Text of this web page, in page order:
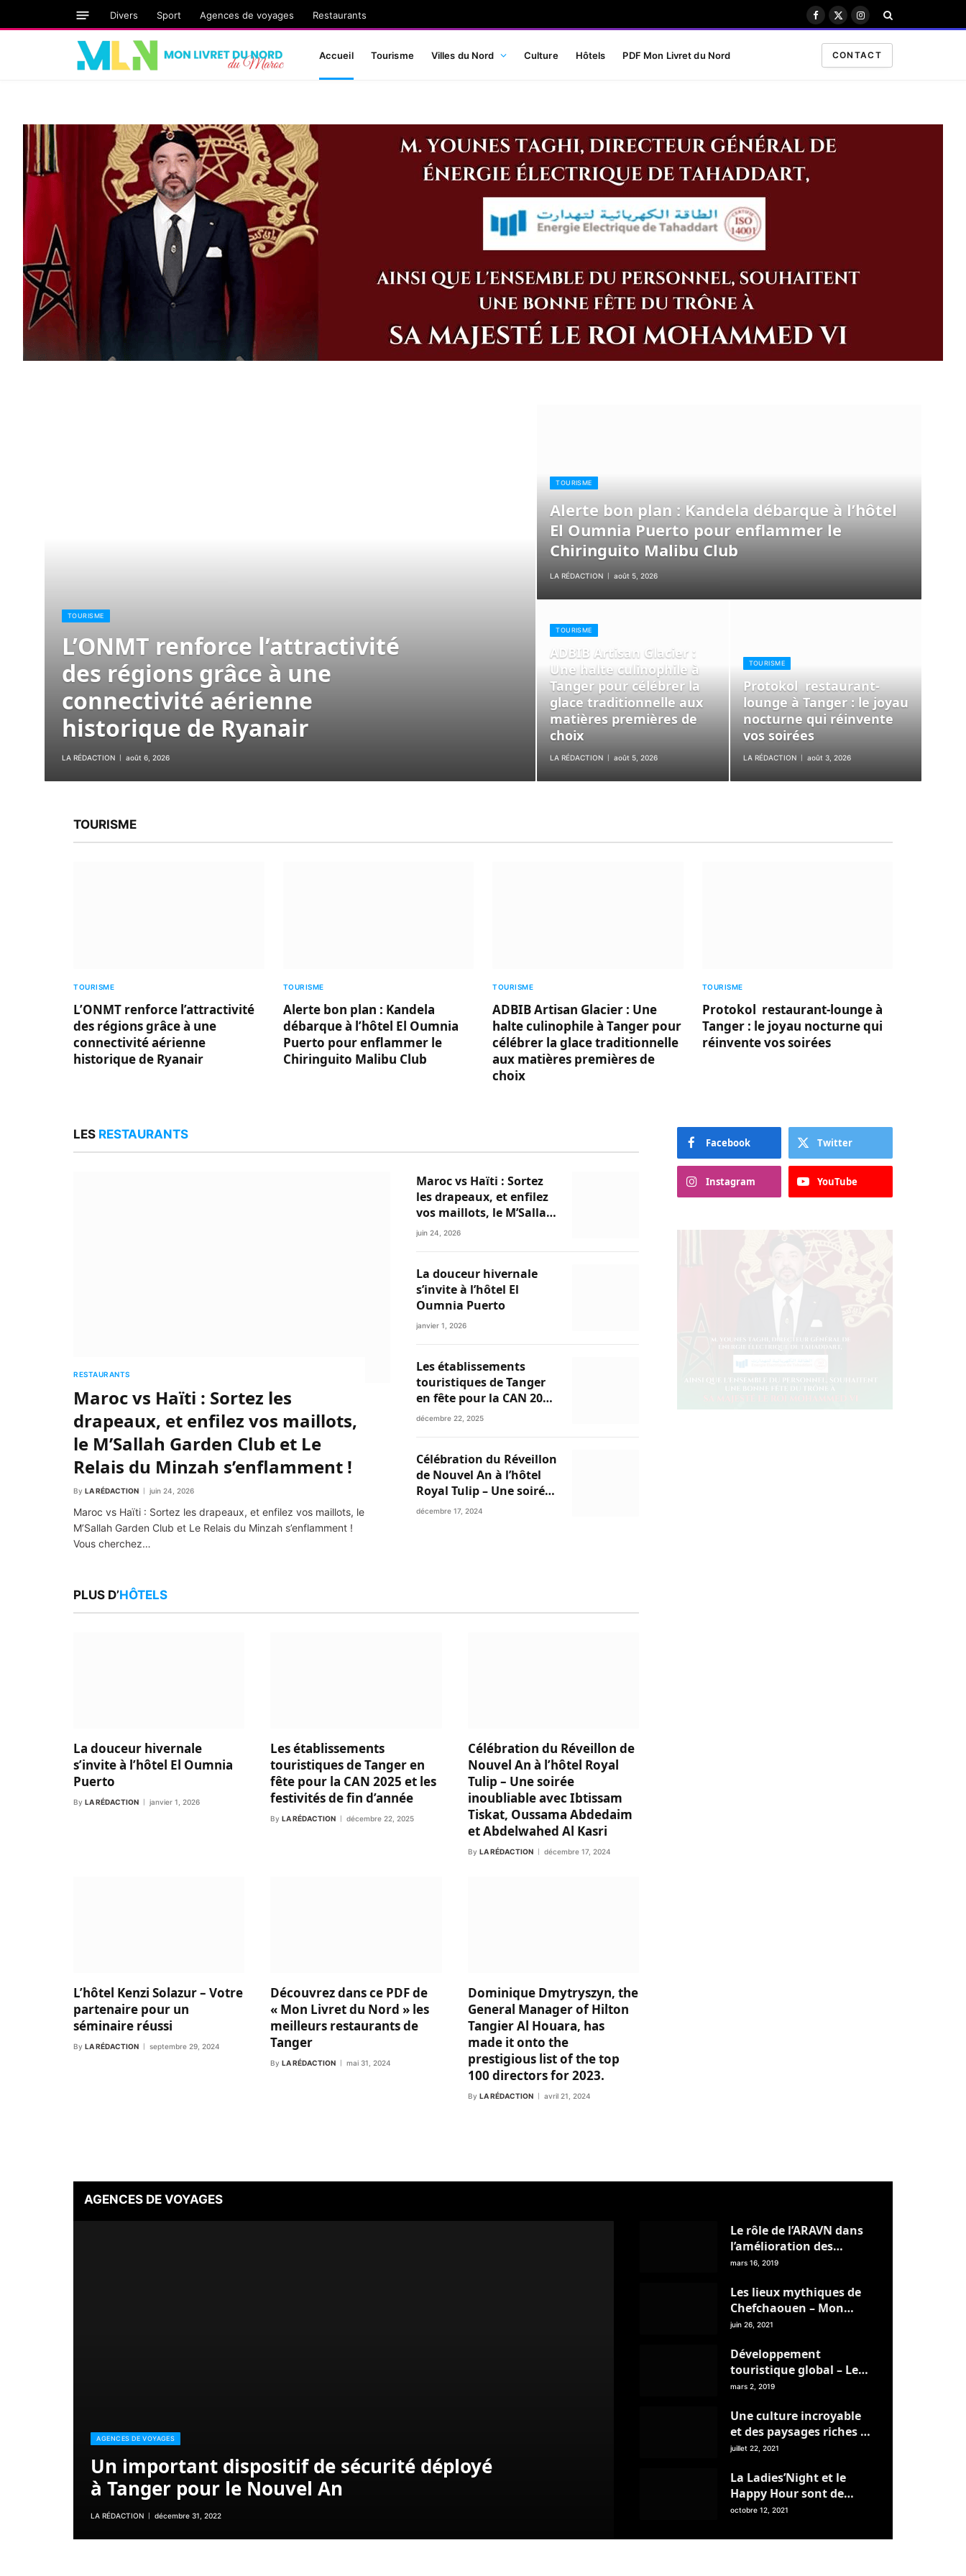
Divers Sport Agences de voyages Restaurants Facebook
X
Instagram
Accueil Tourisme Villes du Nord Culture Hôtels PDF Mon Livret du Nord CONTACT
TOURISME
L’ONMT renforce l’attractivité
des régions grâce à une
connectivité aérienne
historique de Ryanair
LA RÉDACTION août 6, 2026
TOURISME
Alerte bon plan : Kandela débarque à l’hôtel
El Oumnia Puerto pour enflammer le
Chiringuito Malibu Club
LA RÉDACTION août 5, 2026
TOURISME
ADBIB Artisan Glacier :
Une halte culinophile à
Tanger pour célébrer la
glace traditionnelle aux
matières premières de
choix
LA RÉDACTION août 5, 2026
TOURISME
Protokol restaurant-
lounge à Tanger : le joyau
nocturne qui réinvente
vos soirées
LA RÉDACTION août 3, 2026
TOURISME
TOURISME
L’ONMT renforce l’attractivité
des régions grâce à une
connectivité aérienne
historique de Ryanair
TOURISME
Alerte bon plan : Kandela
débarque à l’hôtel El Oumnia
Puerto pour enflammer le
Chiringuito Malibu Club
TOURISME
ADBIB Artisan Glacier : Une
halte culinophile à Tanger pour
célébrer la glace traditionnelle
aux matières premières de
choix
TOURISME
Protokol restaurant-lounge à
Tanger : le joyau nocturne qui
réinvente vos soirées
LES RESTAURANTS
RESTAURANTS
Maroc vs Haïti : Sortez les
drapeaux, et enfilez vos maillots,
le M’Sallah Garden Club et Le
Relais du Minzah s’enflamment !
By LA RÉDACTION juin 24, 2026
Maroc vs Haïti : Sortez les drapeaux, et enfilez vos maillots, le
M’Sallah Garden Club et Le Relais du Minzah s’enflamment !
Vous cherchez…
Maroc vs Haïti : Sortez
les drapeaux, et enfilez
vos maillots, le M’Sallah
Garden Club et Le Relais
juin 24, 2026
La douceur hivernale
s’invite à l’hôtel El
Oumnia Puerto
janvier 1, 2026
Les établissements
touristiques de Tanger
en fête pour la CAN 2025
et les festivités de fin
décembre 22, 2025
Célébration du Réveillon
de Nouvel An à l’hôtel
Royal Tulip – Une soirée
inoubliable avec
décembre 17, 2024
PLUS D’HÔTELS
La douceur hivernale
s’invite à l’hôtel El Oumnia
Puerto
By LA RÉDACTION janvier 1, 2026
Les établissements
touristiques de Tanger en
fête pour la CAN 2025 et les
festivités de fin d’année
By LA RÉDACTION décembre 22, 2025
Célébration du Réveillon de
Nouvel An à l’hôtel Royal
Tulip – Une soirée
inoubliable avec Ibtissam
Tiskat, Oussama Abdedaim
et Abdelwahed Al Kasri
By LA RÉDACTION décembre 17, 2024
L’hôtel Kenzi Solazur – Votre
partenaire pour un
séminaire réussi
By LA RÉDACTION septembre 29, 2024
Découvrez dans ce PDF de
« Mon Livret du Nord » les
meilleurs restaurants de
Tanger
By LA RÉDACTION mai 31, 2024
Dominique Dmytryszyn, the
General Manager of Hilton
Tangier Al Houara, has
made it onto the
prestigious list of the top
100 directors for 2023.
By LA RÉDACTION avril 21, 2024
Facebook Twitter
Instagram YouTube
AGENCES DE VOYAGES
AGENCES DE VOYAGES
Un important dispositif de sécurité déployé
à Tanger pour le Nouvel An
LA RÉDACTION décembre 31, 2022
Le rôle de l’ARAVN dans
l’amélioration des
prestations des agences
mars 16, 2019
Les lieux mythiques de
Chefchaouen – Mon
Livret de Voyage
juin 26, 2021
Développement
touristique global – Le
temps de la mobilisation
mars 2, 2019
Une culture incroyable
et des paysages riches en
couleur – Mon Livret de
juillet 22, 2021
La Ladies’Night et le
Happy Hour sont de
retour à la Table du
octobre 12, 2021